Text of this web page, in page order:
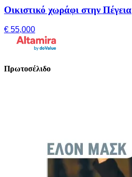
Οικιστικό χωράφι στην Πέγεια
€ 55,000
Πρωτοσέλιδο